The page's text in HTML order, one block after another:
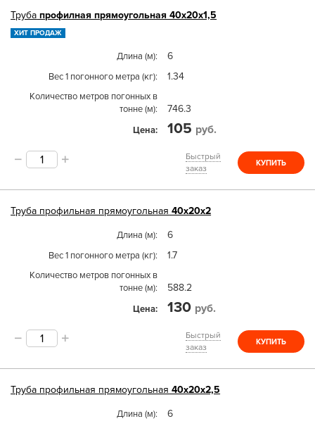
Труба профилная прямоугольная 40х20х1,5
ХИТ ПРОДАЖ
Длина (м) 6
Вес 1 погонного метра (кг) 1.34
Количество метров погонных в
тонне (м)
746.3
Цена 105 руб.
Быстрый
заказ
КУПИТЬ
Труба профильная прямоугольная 40х20х2
Длина (м) 6
Вес 1 погонного метра (кг) 1.7
Количество метров погонных в
тонне (м)
588.2
Цена 130 руб.
Быстрый
заказ
КУПИТЬ
Труба профильная прямоугольная 40х20х2,5
Длина (м) 6